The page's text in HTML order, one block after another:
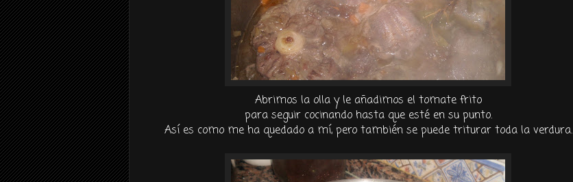
Abrimos la olla y le añadimos el tomate frito
para seguir cocinando hasta que esté en su punto.
Así es como me ha quedado a mí, pero también se puede triturar toda la verdura.